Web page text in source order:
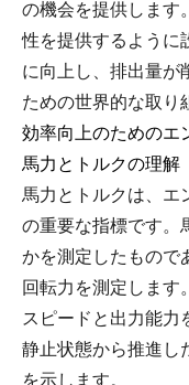
の機会を提供します
性を提供するように
に向上し、排出量が
ための世界的な取り
効率向上のためのエ
馬力とトルクの理解
馬力とトルクは、エ
の重要な指標です。
かを測定したもので
回転力を測定します
スピードと出力能力
静止状態から推進し
を示します。